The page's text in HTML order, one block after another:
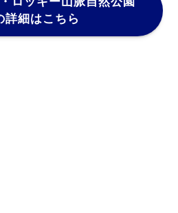
詳細はこちら